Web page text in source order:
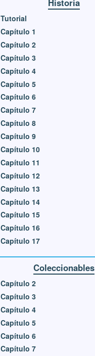
Historia
Tutorial
Capítulo 1
Capítulo 2
Capítulo 3
Capítulo 4
Capítulo 5
Capítulo 6
Capítulo 7
Capítulo 8
Capítulo 9
Capítulo 10
Capítulo 11
Capítulo 12
Capítulo 13
Capítulo 14
Capítulo 15
Capítulo 16
Capítulo 17
Coleccionables
Capítulo 2
Capítulo 3
Capítulo 4
Capítulo 5
Capítulo 6
Capítulo 7